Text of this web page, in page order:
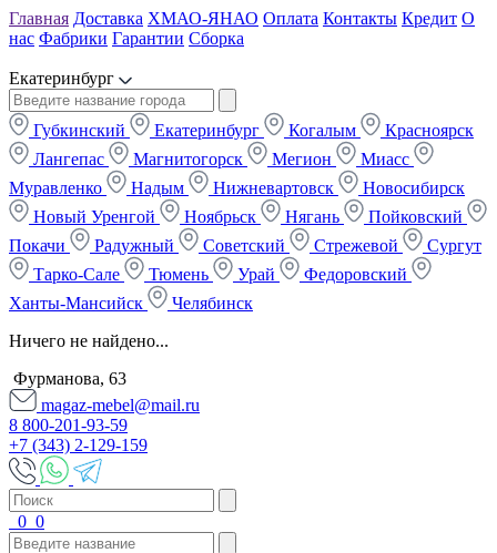
Главная Доставка ХМАО-ЯНАО Оплата Контакты Кредит О
нас Фабрики Гарантии Сборка
Екатеринбург
Губкинский Екатеринбург Когалым
Красноярск
Лангепас
Магнитогорск Мегион
Миасс
Муравленко
Надым Нижневартовск
Новосибирск
Новый Уренгой
Ноябрьск Нягань
Пойковский
Покачи
Радужный Советский Стрежевой
Сургут
Тарко-Сале
Тюмень Урай
Федоровский
Ханты-Мансийск
Челябинск
Ничего не найдено...
Фурманова, 63
magaz-mebel@mail.ru
8 800-201-93-59
+7 (343) 2-129-159
0 0